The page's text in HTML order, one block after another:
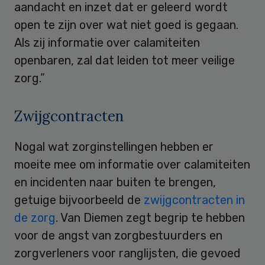
aandacht en inzet dat er geleerd wordt
open te zijn over wat niet goed is gegaan.
Als zij informatie over calamiteiten
openbaren, zal dat leiden tot meer veilige
zorg.”
Zwijgcontracten
Nogal wat zorginstellingen hebben er
moeite mee om informatie over calamiteiten
en incidenten naar buiten te brengen,
getuige bijvoorbeeld de zwijgcontracten in
de zorg. Van Diemen zegt begrip te hebben
voor de angst van zorgbestuurders en
zorgverleners voor ranglijsten, die gevoed